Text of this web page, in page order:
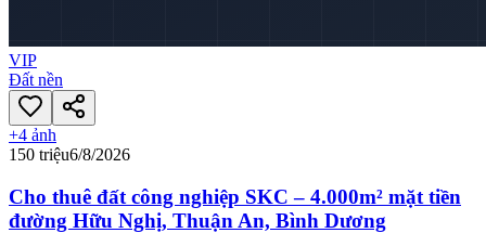
VIP
Đất nền
+4 ảnh
150 triệu6/8/2026
Cho thuê đất công nghiệp SKC – 4.000m² mặt tiền
đường Hữu Nghị, Thuận An, Bình Dương